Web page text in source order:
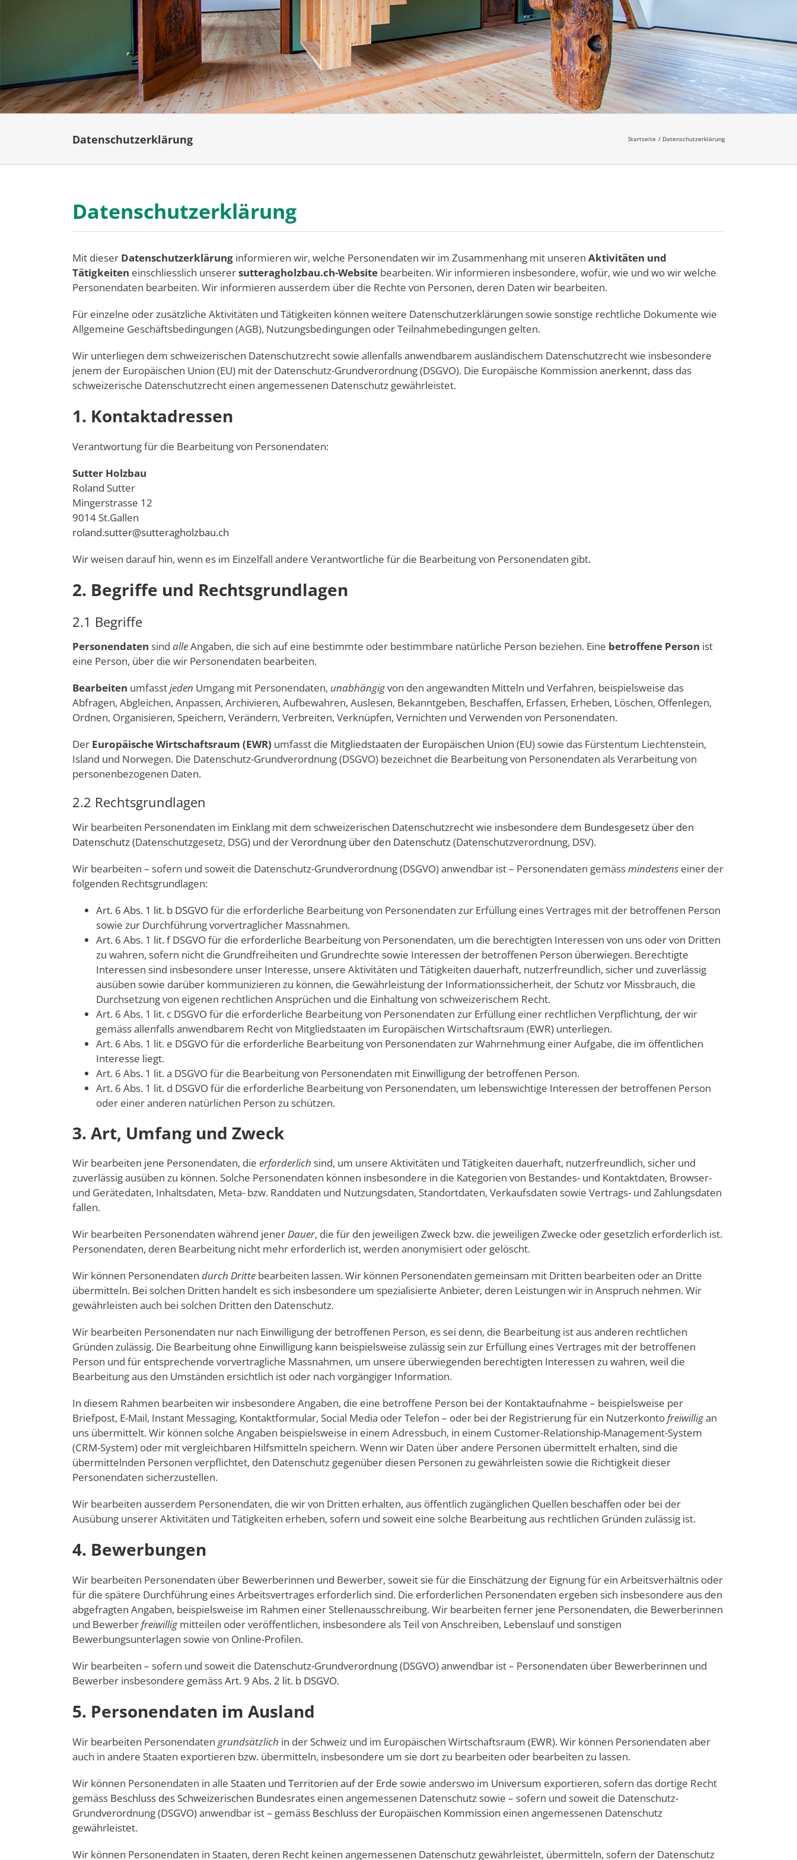
Datenschutzerklärung Startseite Datenschutzerklärung
Datenschutzerklärung
Mit dieser Datenschutzerklärung informieren wir, welche Personendaten wir im Zusammenhang mit unseren Aktivitäten und
Tätigkeiten einschliesslich unserersutteragholzbau.ch-Website bearbeiten. Wir informieren insbesondere, wofür, wie und wo wir welche
Personendaten bearbeiten. Wir informieren ausserdem über die Rechte von Personen, deren Daten wir bearbeiten.
Für einzelne oder zusätzliche Aktivitäten und Tätigkeiten können weitere Datenschutzerklärungen sowie sonstige rechtliche Dokumente wie
Allgemeine Geschäftsbedingungen (AGB), Nutzungsbedingungen oder Teilnahmebedingungen gelten.
Wir unterliegen dem schweizerischen Datenschutzrecht sowie allenfalls anwendbarem ausländischem Datenschutzrecht wie insbesondere
jenem der Europäischen Union (EU) mit der Datenschutz-Grundverordnung (DSGVO). Die Europäische Kommission anerkennt, dass das
schweizerische Datenschutzrecht einen angemessenen Datenschutz gewährleistet.
1. Kontaktadressen
Verantwortung für die Bearbeitung von Personendaten:
Sutter Holzbau
Roland Sutter
Mingerstrasse 12
9014 St.Gallen
roland.sutter@sutteragholzbau.ch
Wir weisen darauf hin, wenn es im Einzelfall andere Verantwortliche für die Bearbeitung von Personendaten gibt.
2. Begriffe und Rechtsgrundlagen
2.1 Begriffe
Personendaten sind alleAngaben, die sich auf eine bestimmte oder bestimmbare natürliche Person beziehen. Eine betroffene Person ist
eine Person, über die wir Personendaten bearbeiten.
Bearbeiten umfasstjeden Umgang mit Personendaten, unabhängigvon den angewandten Mitteln und Verfahren, beispielsweise das
Abfragen, Abgleichen, Anpassen, Archivieren, Aufbewahren, Auslesen, Bekanntgeben, Beschaffen, Erfassen, Erheben, Löschen, Offenlegen,
Ordnen, Organisieren, Speichern, Verändern, Verbreiten, Verknüpfen, Vernichten und Verwenden von Personendaten.
Der Europäische Wirtschaftsraum (EWR) umfasst die Mitgliedstaaten der Europäischen Union (EU) sowie das Fürstentum Liechtenstein,
Island und Norwegen. Die Datenschutz-Grundverordnung (DSGVO) bezeichnet die Bearbeitung von Personendaten als Verarbeitung von
personenbezogenen Daten.
2.2 Rechtsgrundlagen
Wir bearbeiten Personendaten im Einklang mit dem schweizerischen Datenschutzrecht wie insbesondere dem Bundesgesetz über den
Datenschutz(Datenschutzgesetz, DSG) und derVerordnung über den Datenschutz(Datenschutzverordnung, DSV).
Wir bearbeiten – sofern und soweit die Datenschutz-Grundverordnung (DSGVO) anwendbar ist – Personendaten gemässmindestens einer der
folgenden Rechtsgrundlagen:
Art. 6 Abs. 1 lit. b DSGVOfür die erforderliche Bearbeitung von Personendaten zur Erfüllung eines Vertrages mit der betroffenen Person
sowie zur Durchführung vorvertraglicher Massnahmen.
Art. 6 Abs. 1 lit. f DSGVO für die erforderliche Bearbeitung von Personendaten, um die berechtigten Interessen von uns oder von Dritten
zu wahren, sofern nicht die Grundfreiheiten und Grundrechte sowie Interessen der betroffenen Person überwiegen. Berechtigte
Interessen sind insbesondere unser Interesse, unsere Aktivitäten und Tätigkeiten dauerhaft, nutzerfreundlich, sicher und zuverlässig
ausüben sowie darüber kommunizieren zu können, die Gewährleistung der Informationssicherheit, der Schutz vor Missbrauch, die
Durchsetzung von eigenen rechtlichen Ansprüchen und die Einhaltung von schweizerischem Recht.
Art. 6 Abs. 1 lit. c DSGVO für die erforderliche Bearbeitung von Personendaten zur Erfüllung einer rechtlichen Verpflichtung, der wir
gemäss allenfalls anwendbarem Recht von Mitgliedstaaten im Europäischen Wirtschaftsraum (EWR) unterliegen.
Art. 6 Abs. 1 lit. e DSGVO für die erforderliche Bearbeitung von Personendaten zur Wahrnehmung einer Aufgabe, die im öffentlichen
Interesse liegt.
Art. 6 Abs. 1 lit. a DSGVO für die Bearbeitung von Personendaten mit Einwilligung der betroffenen Person.
Art. 6 Abs. 1 lit. d DSGVO für die erforderliche Bearbeitung von Personendaten, um lebenswichtige Interessen der betroffenen Person
oder einer anderen natürlichen Person zu schützen.
3. Art, Umfang und Zweck
Wir bearbeiten jene Personendaten, die erforderlich sind, um unsere Aktivitäten und Tätigkeiten dauerhaft, nutzerfreundlich, sicher und
zuverlässig ausüben zu können. Solche Personendaten können insbesondere in die Kategorien von Bestandes- und Kontaktdaten, Browser-
und Gerätedaten, Inhaltsdaten, Meta- bzw. Randdaten und Nutzungsdaten, Standortdaten, Verkaufsdaten sowie Vertrags- und Zahlungsdaten
fallen.
Wir bearbeiten Personendaten während jenerDauer, die für den jeweiligen Zweck bzw. die jeweiligen Zwecke oder gesetzlich erforderlich ist.
Personendaten, deren Bearbeitung nicht mehr erforderlich ist, werden anonymisiert oder gelöscht.
Wir können Personendaten durch Dritte bearbeiten lassen. Wir können Personendaten gemeinsam mit Dritten bearbeiten oder an Dritte
übermitteln. Bei solchen Dritten handelt es sich insbesondere um spezialisierte Anbieter, deren Leistungen wir in Anspruch nehmen. Wir
gewährleisten auch bei solchen Dritten den Datenschutz.
Wir bearbeiten Personendaten nur nach Einwilligung der betroffenen Person, es sei denn, die Bearbeitung ist aus anderen rechtlichen
Gründen zulässig. Die Bearbeitung ohne Einwilligung kann beispielsweise zulässig sein zur Erfüllung eines Vertrages mit der betroffenen
Person und für entsprechende vorvertragliche Massnahmen, um unsere überwiegenden berechtigten Interessen zu wahren, weil die
Bearbeitung aus den Umständen ersichtlich ist oder nach vorgängiger Information.
In diesem Rahmen bearbeiten wir insbesondere Angaben, die eine betroffene Person bei der Kontaktaufnahme – beispielsweise per
Briefpost, E-Mail, Instant Messaging, Kontaktformular, Social Media oder Telefon – oder bei der Registrierung für ein Nutzerkontofreiwilligan
uns übermittelt. Wir können solche Angaben beispielsweise in einem Adressbuch, in einem Customer-Relationship-Management-System
(CRM-System) oder mit vergleichbaren Hilfsmitteln speichern. Wenn wir Daten über andere Personen übermittelt erhalten, sind die
übermittelnden Personen verpflichtet, den Datenschutz gegenüber diesen Personen zu gewährleisten sowie die Richtigkeit dieser
Personendaten sicherzustellen.
Wir bearbeiten ausserdem Personendaten, die wir von Dritten erhalten, aus öffentlich zugänglichen Quellen beschaffen oder bei der
Ausübung unserer Aktivitäten und Tätigkeiten erheben, sofern und soweit eine solche Bearbeitung aus rechtlichen Gründen zulässig ist.
4. Bewerbungen
Wir bearbeiten Personendaten über Bewerberinnen und Bewerber, soweit sie für die Einschätzung der Eignung für ein Arbeitsverhältnis oder
für die spätere Durchführung eines Arbeitsvertrages erforderlich sind. Die erforderlichen Personendaten ergeben sich insbesondere aus den
abgefragten Angaben, beispielsweise im Rahmen einer Stellenausschreibung. Wir bearbeiten ferner jene Personendaten, die Bewerberinnen
und Bewerberfreiwilligmitteilen oder veröffentlichen, insbesondere als Teil von Anschreiben, Lebenslauf und sonstigen
Bewerbungsunterlagen sowie von Online-Profilen.
Wir bearbeiten – sofern und soweit die Datenschutz-Grundverordnung (DSGVO) anwendbar ist – Personendaten über Bewerberinnen und
Bewerber insbesondere gemässArt. 9 Abs. 2 lit. b DSGVO.
5. Personendaten im Ausland
Wir bearbeiten Personendaten grundsätzlich in der Schweiz und im Europäischen Wirtschafts­raum (EWR). Wir können Personendaten aber
auch in andere Staaten exportieren bzw. übermitteln, insbesondere um sie dort zu bearbeiten oder bearbeiten zu lassen.
Wir können Personendaten in alle Staaten und Territorien auf der Erde sowie anderswo im Universum exportieren, sofern das dortige Recht
gemäss Beschluss des Schweizerischen Bundesrates einen angemessenen Datenschutz sowie – sofern und soweit die Datenschutz-
Grundverordnung (DSGVO) anwendbar ist – gemäss Beschluss der Europäischen Kommission einen angemessenen Datenschutz
gewährleistet.
Wir können Personendaten in Staaten, deren Recht keinen angemessenen Datenschutz gewährleistet, übermitteln, sofern der Datenschutz